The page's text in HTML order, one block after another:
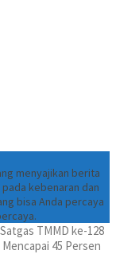
menyajikan berita
kebenaran dan
bisa Anda percaya
TMMD ke-128
45 Persen